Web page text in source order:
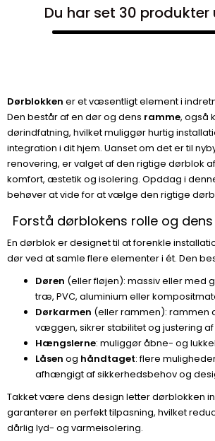
Du har set 30 produkter
Dørblokken er et væsentligt element i
Den består af en dør og dens ramme, også
dørindfatning, hvilket muliggør hurtig
integration i dit hjem. Uanset om det er til
renovering, er valget af den rigtige dørblok
komfort, æstetik og isolering. Opddag i
behøver at vide for at vælge den rigtige
Forstå dørblokens rolle og
En dørblok er designet til at forenkle
dør ved at samle flere elementer i ét. Den
Døren (eller fløjen): massiv eller med
træ, PVC, aluminium eller
Dørkarmen (eller rammen): rammen
væggen, sikrer stabilitet og justering
Hængslerne: muliggør åbne- og
Låsen og håndtaget: flere
afhængigt af sikkerhedsbehov og
Takket være dens design letter dørblokken
garanterer en perfekt tilpasning, hvilket
dårlig lyd- og varmeisolering.